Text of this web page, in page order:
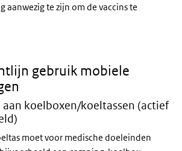
aanwezig te zijn om de vaccins te
gebruik mobiele
aan koelboxen/koeltassen (actief
moet voor medische doeleinden